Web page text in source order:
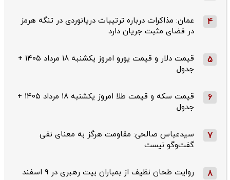
4
عمان: مذاکرات درباره ترتیبات دریانوردی در تنگه هرمز
در فضای مثبت جریان دارد
5
قیمت دلار و قیمت یورو امروز یکشنبه ۱۸ مرداد ۱۴۰۵ +
جدول
6
قیمت سکه و قیمت طلا امروز یکشنبه ۱۸ مرداد ۱۴۰۵ +
جدول
7
سیدعباس صالحی: مقاومت هرگز به معنای نفی
گفت‌وگو نیست
8 روایت طحان‌ نظیف از بمباران بیت رهبری در ۹ اسفند